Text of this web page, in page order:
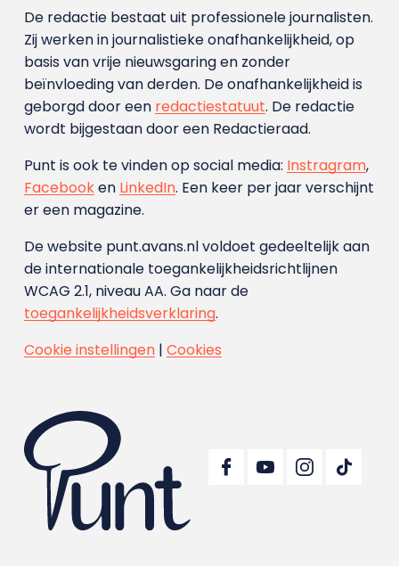
De redactie bestaat uit professionele journalisten.
Zij werken in journalistieke onafhankelijkheid, op
basis van vrije nieuwsgaring en zonder
beïnvloeding van derden. De onafhankelijkheid is
geborgd door een redactiestatuut. De redactie
wordt bijgestaan door een Redactieraad.
Punt is ook te vinden op social media: Instragram,
Facebooken LinkedIn. Een keer per jaar verschijnt
er een magazine.
De website punt.avans.nl voldoet gedeeltelijk aan
de internationale toegankelijkheidsrichtlijnen
WCAG 2.1, niveau AA. Ga naar de
toegankelijkheidsverklaring.
Cookie instellingen| Cookies